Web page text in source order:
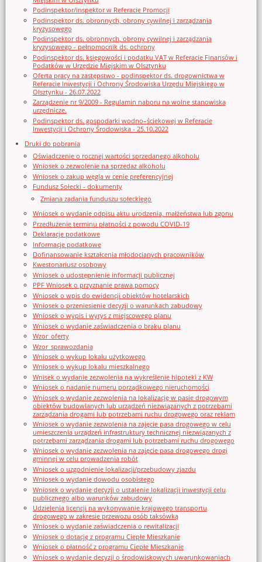
Podinspektor/inspektor w Referacie Promocji
Podinspektor ds. obronnych, obrony cywilnej i zarządzania
kryzysowego
Podinspektor ds. obronnych, obrony cywilnej i zarządzania
kryzysowego - pełnomocnik ds. ochrony
Podinspektor ds. księgowości i podatku VAT w Referacie Finansów i
Podatków w Urzędzie Miejskim w Olsztynku
Oferta pracy na zastępstwo - podinspektor ds. drogownictwa w
Referacie Inwestycji i Ochrony Środowiska Urzędu Miejskiego w
Olsztynku - 26.07.2022
Zarządzenie nr 9/2009 - Regulamin naboru na wolne stanowiska
urzędnicze.
Podinspektor ds. gospodarki wodno–ściekowej w Referacie
Inwestycji i Ochrony Środowiska - 25.10.2022
Druki do pobrania
Oświadczenie o rocznej wartości sprzedanego alkoholu
Wniosek o zezwolenie na sprzedaz alkoholu
Wniosek o zakup węgla w cenie preferencyjnej
Fundusz Sołecki - dokumenty
Zmiana zadania funduszu sołeckiego
Wniosek o wydanie odpisu aktu urodzenia, małżeństwa lub zgonu
Przedłużenie terminu płatności z powodu COVID-19
Deklaracje podatkowe
Informacje podatkowe
Dofinansowanie kształcenia młodocianych pracowników
Kwestonariusz osobowy
Wniosek o udostępnienie informacji publicznej
PPF Wniosek o przyznanie prawa pomocy
Wniosek o wpis do ewidencji obiektów hotelarskich
Wniosek o przeniesienie decyzji o warunkach zabudowy
Wniosek o wypis i wyrys z miejscowego planu
Wniosek o wydanie zaświadczenia o braku planu
Wzor_oferty
Wzor_sprawozdania
Wniosek o wykup lokalu użytkowego
Wniosek o wykup lokalu mieszkalnego
Wnisek o wydanie zezwolenia na wykreślenie hipoteki z KW
Wniosek o nadanie numeru porządkowego nieruchomości
Wniosek o wydanie zezwolenia na lokalizację w pasie drogowym
obiektów budowlanych lub urządzeń niezwiązanych z potrzebami
zarządzania drogami lub potrzebami ruchu drogowego oraz reklam
Wniosek o wydanie zezwolenia na zajęcie pasa drogowego w celu
umieszczenia urządzeń infrastruktury technicznej niezwiązanych z
potrzebami zarządzania drogami lub potrzebami ruchu drogowego
Wniosek o wydanie zezwolenia na zajęcie pasa drogowego drogi
gminnej w celu prowadzenia robót
Wniosek o uzgodnienie lokalizacji/przebudowy zjazdu
Wniosek o wydanie dowodu osobistego
Wniosek o wydanie decyzji o ustalenie lokalizacji inwestycji celu
publicznego albo warunków zabudowy
Udzielenia licencji na wykonywanie krajowego transportu
drogowego w zakresie przewozu osób taksówką
Wniosek o wydanie zaświadczenia o rewitalizacji
Wniosek o dotację z programu Ciepłe Mieszkanie
Wniosek o płatność z programu Ciepłe Mieszkanie
Wniosek o wydanie decyzji o środowiskowych uwarunkowaniach